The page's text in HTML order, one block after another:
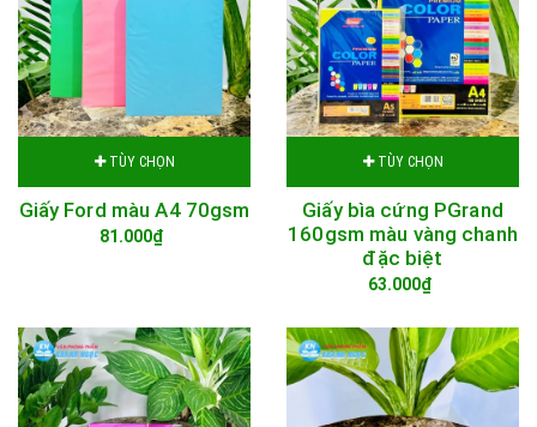
TÙY CHỌN
Giấy Ford màu A4 70gsm
81.000₫
TÙY CHỌN
Giấy bìa cứng PGrand
160gsm màu vàng chanh
đặc biệt
63.000₫